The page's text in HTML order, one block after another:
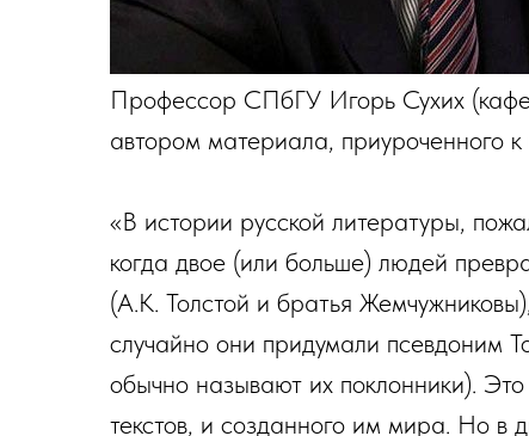
Профессор СПбГУ Игорь Сухих
автором материала, приуроченного
«В истории русской литературы,
когда двое (или больше) людей
(А.К. Толстой и братья
случайно они придумали псевдоним
обычно называют их поклонники).
текстов, и созданного им мира. Но в